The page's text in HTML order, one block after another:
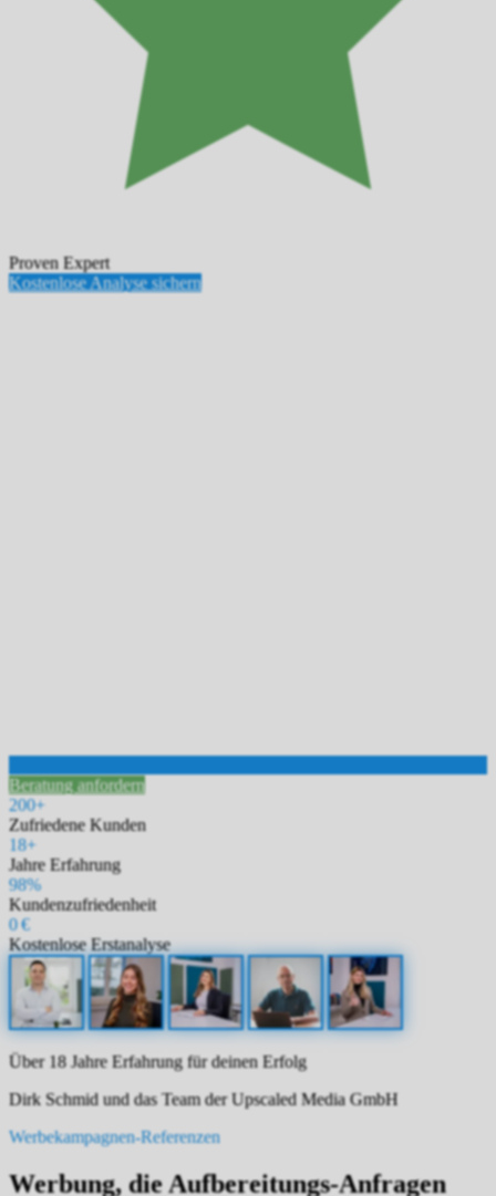
Proven Expert
Kostenlose Analyse sichern
Beratung anfordern
200+
Zufriedene Kunden
18+
Jahre Erfahrung
98%
Kundenzufriedenheit
0 €
Kostenlose Erstanalyse
Über 18 Jahre Erfahrung für deinen Erfolg
Dirk Schmid und das Team der Upscaled Media GmbH
Werbekampagnen-Referenzen
Werbung, die Aufbereitungs-Anfragen